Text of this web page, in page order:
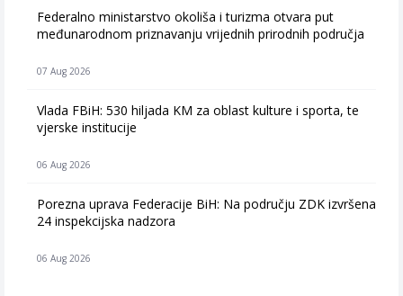
Federalno ministarstvo okoliša i turizma otvara put
međunarodnom priznavanju vrijednih prirodnih područja
07 Aug 2026
Vlada FBiH: 530 hiljada KM za oblast kulture i sporta, te
vjerske institucije
06 Aug 2026
Porezna uprava Federacije BiH: Na području ZDK izvršena
24 inspekcijska nadzora
06 Aug 2026